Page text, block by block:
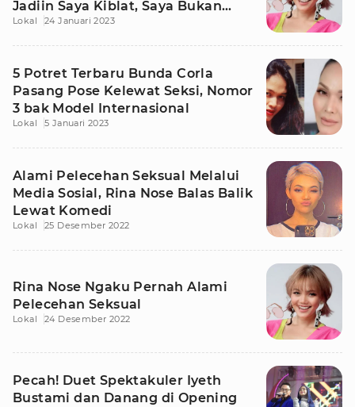
Jadiin Saya Kiblat, Saya Bukan
Ka'bah
Lokal 24 Januari 2023
5 Potret Terbaru Bunda Corla
Pasang Pose Kelewat Seksi, Nomor
3 bak Model Internasional
Lokal 5 Januari 2023
Alami Pelecehan Seksual Melalui
Media Sosial, Rina Nose Balas Balik
Lewat Komedi
Lokal 25 Desember 2022
Rina Nose Ngaku Pernah Alami
Pelecehan Seksual
Lokal 24 Desember 2022
Pecah! Duet Spektakuler Iyeth
Bustami dan Danang di Opening